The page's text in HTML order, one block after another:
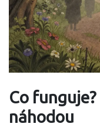
Co
náhodou